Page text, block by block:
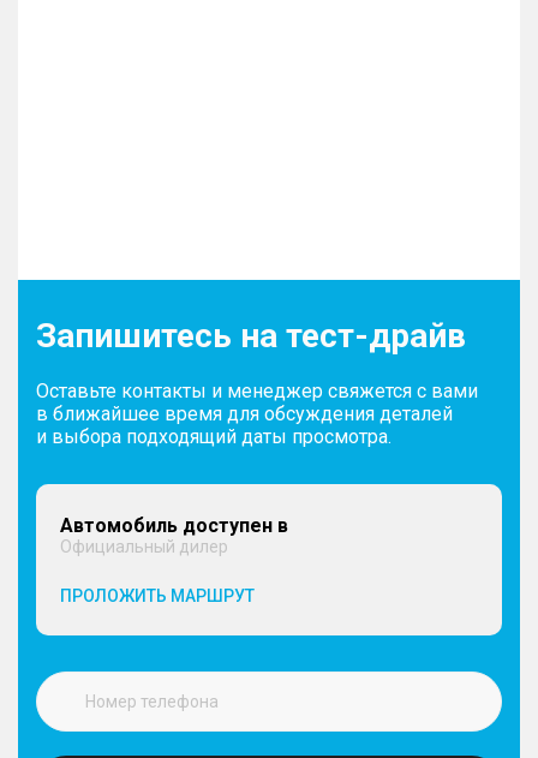
Запишитесь на тест-драйв
Оставьте контакты и менеджер свяжется с вами
в ближайшее время для обсуждения деталей
и выбора подходящий даты просмотра.
Автомобиль доступен в
Официальный дилер
ПРОЛОЖИТЬ МАРШРУТ